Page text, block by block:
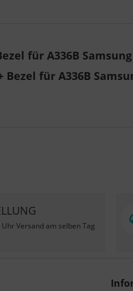
für A336B Samsung
für A336B
Uhr Versand am selben Tag